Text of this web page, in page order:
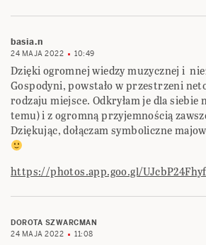
basia.n
24 MAJA 2022 10:49
Dzięki ogromnej wiedzy muzycznej i
Gospodyni, powstało w przestrzeni
rodzaju miejsce. Odkryłam je dla siebie
temu) i z ogromną przyjemnością
Dziękując, dołączam symboliczne
https://photos.app.goo.gl/
DOROTA SZWARCMAN
24 MAJA 2022
11:08